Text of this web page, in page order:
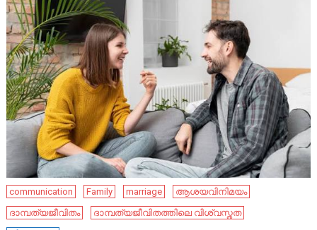
communication Family marriage
ആശയവിനിമയം
ദാമ്പത്യജീവിതം
ദാമ്പത്യജീവിതത്തിലെ വിശ്വസ്തത